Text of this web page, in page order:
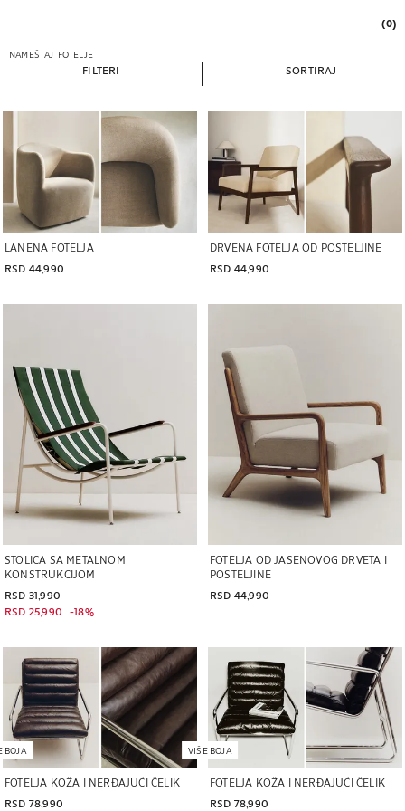
(0)
NAMEŠTAJ FOTELJE
FILTERI SORTIRAJ
LANENA FOTELJA
RSD 44,990
DRVENA FOTELJA OD POSTELJINE
RSD 44,990
STOLICA SA METALNOM
KONSTRUKCIJOM
Stara cena RSD 31,990
RSD 31,990
Trenutna cena RSD 25,990
RSD 25,990 18% POPUST
-18%
Slika promenjena u 1 od 5
FOTELJA OD JASENOVOG DRVETA I
POSTELJINE
RSD 44,990
Slika promenjena u 1 od 8
FOTELJA KOŽA I NERĐAJUĆI ČELIK
RSD 78,990
BOJA
FOTELJA KOŽA I NERĐAJUĆI ČELIK
RSD 78,990
VIŠE BOJA